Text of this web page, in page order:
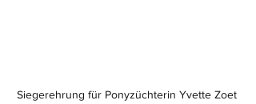
Siegerehrung für Ponyzüchterin Yvette Zoet